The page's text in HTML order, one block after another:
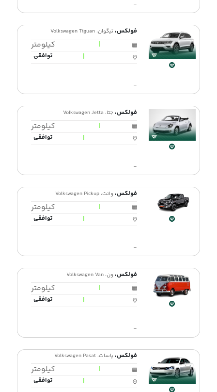
-
فولکس،تیگوان، Volkswagen Tiguan
|
کیلومتر
|
توافقی
-
فولکس، جتا، Volkswagen Jetta
|
کیلومتر
|
توافقی
-
فولکس، وانت، Volkswagen Pickup
|
کیلومتر
|
توافقی
-
فولکس، ون، Volkswagen Van
|
کیلومتر
|
توافقی
-
فولکس، پاسات، Volkswagen Pasat
|
کیلومتر
|
توافقی